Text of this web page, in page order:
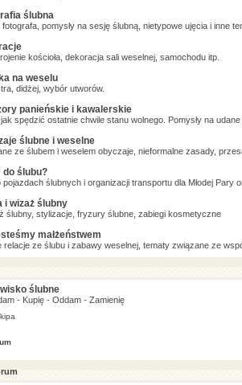
ślubna
pomysły na sesję ślubną, nietypowe ujęcia i inne
kościoła, dekoracja sali weselnej, samochodu itp.
na weselu
didżej, wybór utworów.
panieńskie i kawalerskie
spędzić ostatnie chwile stanu wolnego. Pomysły na
ślubne i weselne
ze ślubem i weselem obyczaje, nieformalne zasady,
do ślubu?
pojazdach ślubnych i organizacji transportu dla Młodej Pary
i wizaż ślubny
ślubny, stylizacje, fryzury ślubne, zabiegi kosmetyczne
małżeństwem
relacje ze ślubu i zabawy weselnej, tematy związane ze
ślubne
- Kupię - Oddam - Zamienię